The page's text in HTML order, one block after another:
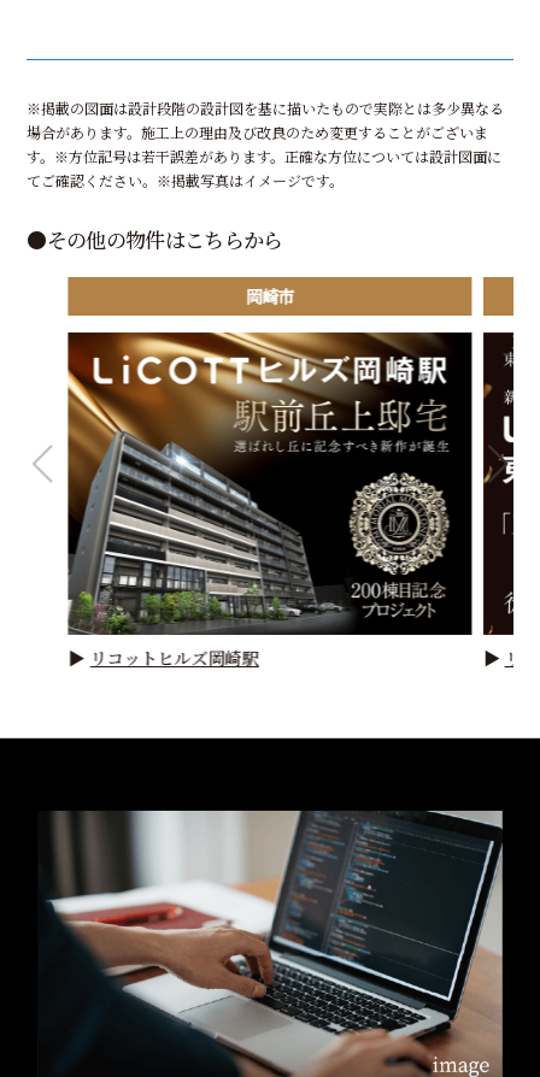
※掲載の図面は設計段階の設計図を基に描いたもので実際とは多少異なる
場合があります。施工上の理由及び改良のため変更することがございま
す。※方位記号は若干誤差があります。正確な方位については設計図面に
てご確認ください。※掲載写真はイメージです。
●その他の物件はこちらから
岡崎市
▶ リコットヒルズ岡崎駅 ▶ リ